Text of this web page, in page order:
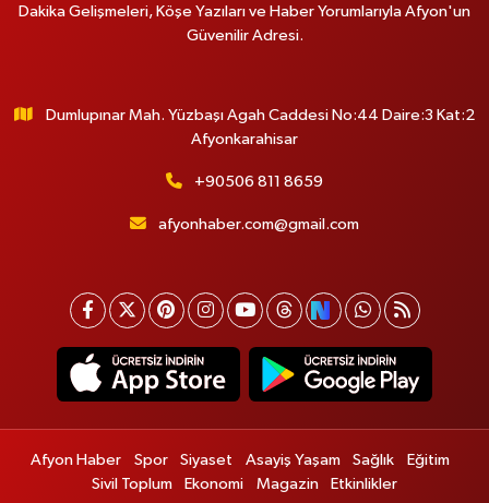
Dakika Gelişmeleri, Köşe Yazıları ve Haber Yorumlarıyla Afyon'un
Güvenilir Adresi.
Dumlupınar Mah. Yüzbaşı Agah Caddesi No:44 Daire:3 Kat:2
Afyonkarahisar
+90506 811 8659
afyonhaber.com@gmail.com
Afyon Haber Spor Siyaset Asayiş Yaşam Sağlık
Eğitim
Sivil Toplum
Ekonomi Magazin Etkinlikler